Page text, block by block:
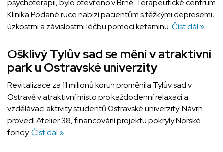
psychoterapii, bylo otevřeno v Brně. Terapeutické centrum
Klinika Podané ruce nabízí pacientům s těžkými depresemi,
úzkostmi a závislostmi léčbu pomocí ketaminu.Číst dál »
Ošklivý Tylův sad se mění v atraktivní
park u Ostravské univerzity
Revitalizace za 11 milionů korun proměnila Tylův sad v
Ostravě v atraktivní místo pro každodenní relaxaci a
vzdělávací aktivity studentů Ostravské univerzity. Návrh
provedl Atelier 38, financování projektu pokryly Norské
fondy.Číst dál »